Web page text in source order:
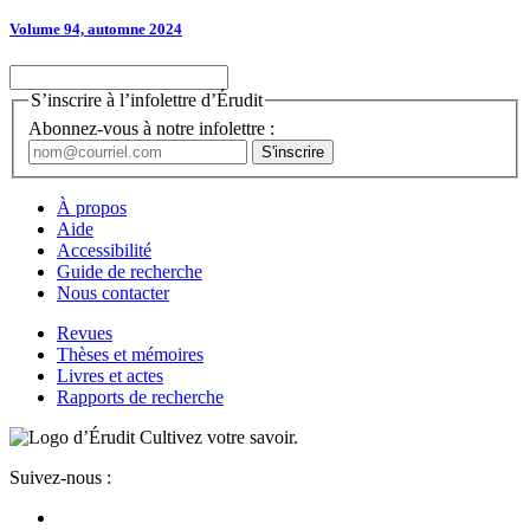
Volume 94, automne 2024
S’inscrire à l’infolettre d’Érudit
Abonnez-vous à notre infolettre :
À propos
Aide
Accessibilité
Guide de recherche
Nous contacter
Revues
Thèses et mémoires
Livres et actes
Rapports de recherche
Cultivez votre savoir.
Suivez-nous :